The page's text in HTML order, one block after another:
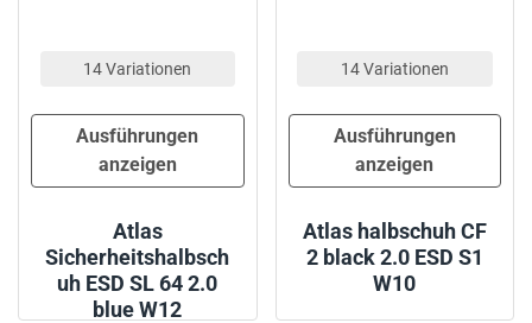
14 Variationen
Ausführungen
anzeigen
Atlas
Sicherheitshalbsch
uh ESD SL 64 2.0
blue W12
14 Variationen
Ausführungen
anzeigen
Atlas halbschuh CF
2 black 2.0 ESD S1
W10